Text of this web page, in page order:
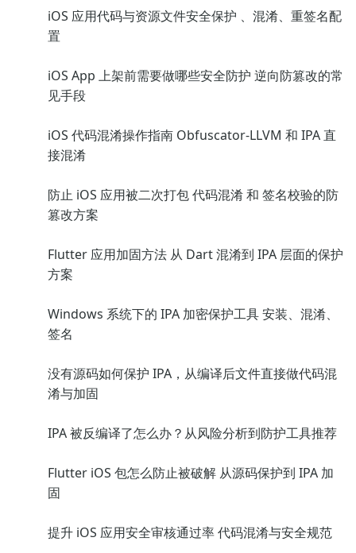
iOS 应用代码与资源文件安全保护 、混淆、重签名配
置
iOS App 上架前需要做哪些安全防护 逆向防篡改的常
见手段
iOS 代码混淆操作指南 Obfuscator-LLVM 和 IPA 直
接混淆
防止 iOS 应用被二次打包 代码混淆 和 签名校验的防
篡改方案
Flutter 应用加固方法 从 Dart 混淆到 IPA 层面的保护
方案
Windows 系统下的 IPA 加密保护工具 安装、混淆、
签名
没有源码如何保护 IPA，从编译后文件直接做代码混
淆与加固
IPA 被反编译了怎么办？从风险分析到防护工具推荐
Flutter iOS 包怎么防止被破解 从源码保护到 IPA 加
固
提升 iOS 应用安全审核通过率 代码混淆与安全规范